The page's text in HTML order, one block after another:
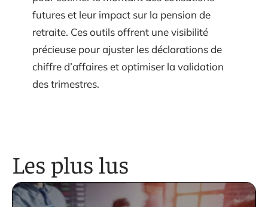
futures et leur impact sur la pension de
retraite. Ces outils offrent une visibilité
précieuse pour ajuster les déclarations de
chiffre d’affaires et optimiser la validation
des trimestres.
Les plus lus